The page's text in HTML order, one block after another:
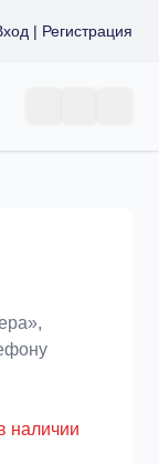
| Регистрация
наличии